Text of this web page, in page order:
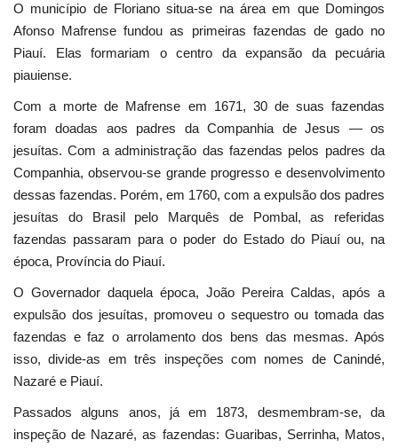
O município de Floriano situa-se na área em que Domingos
Afonso Mafrense fundou as primeiras fazendas de gado no
Piauí. Elas formariam o centro da expansão da pecuária
piauiense.
Com a morte de Mafrense em 1671, 30 de suas fazendas
foram doadas aos padres da Companhia de Jesus — os
jesuítas. Com a administração das fazendas pelos padres da
Companhia, observou-se grande progresso e desenvolvimento
dessas fazendas. Porém, em 1760, com a expulsão dos padres
jesuítas do Brasil pelo Marquês de Pombal, as referidas
fazendas passaram para o poder do Estado do Piauí ou, na
época, Província do Piauí.
O Governador daquela época, João Pereira Caldas, após a
expulsão dos jesuítas, promoveu o sequestro ou tomada das
fazendas e faz o arrolamento dos bens das mesmas. Após
isso, divide-as em três inspeções com nomes de Canindé,
Nazaré e Piauí.
Passados alguns anos, já em 1873, desmembram-se, da
inspeção de Nazaré, as fazendas: Guaribas, Serrinha, Matos,